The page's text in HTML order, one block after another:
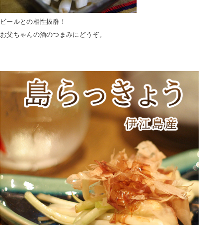
ビールとの相性抜群！
お父ちゃんの酒のつまみにどうぞ。